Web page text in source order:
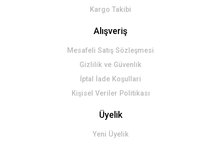
Kargo Takibi
Alışveriş
Mesafeli Satış Sözleşmesi
Gizlilik ve Güvenlik
İptal İade Koşullari
Kişisel Veriler Politikası
Üyelik
Yeni Üyelik